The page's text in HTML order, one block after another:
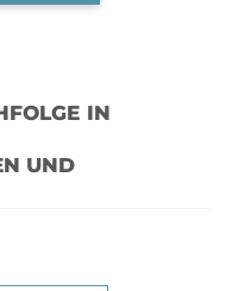
IN
UND